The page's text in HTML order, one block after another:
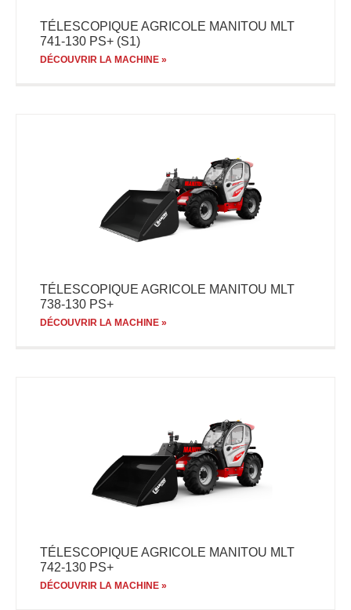
TÉLESCOPIQUE AGRICOLE MANITOU MLT
741-130 PS+ (S1)
DÉCOUVRIR LA MACHINE »
TÉLESCOPIQUE AGRICOLE MANITOU MLT
738-130 PS+
DÉCOUVRIR LA MACHINE »
TÉLESCOPIQUE AGRICOLE MANITOU MLT
742-130 PS+
DÉCOUVRIR LA MACHINE »